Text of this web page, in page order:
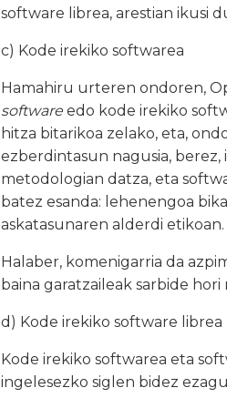
software librea, arestian ikusi
c) Kode irekiko softwarea
Hamahiru urteren ondoren,
software edo kode irekiko
hitza bitarikoa zelako, eta,
ezberdintasun nagusia,
metodologian datza, eta
batez esanda: lehenengoa
askatasunaren alderdi etikoan.
Halaber, komenigarria da
baina garatzaileak sarbide
d) Kode irekiko software librea
Kode irekiko softwarea eta
ingelesezko siglen bidez